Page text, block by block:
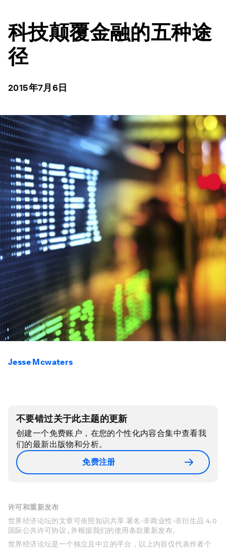
科技颠覆金融的五种途
径
2015年7月6日
Jesse Mcwaters
不要错过关于此主题的更新
创建一个免费账户，在您的个性化内容合集中查看我
们的最新出版物和分析。
免费注册
许可和重新发布
世界经济论坛的文章可依照知识共享 署名-非商业性-非衍生品 4.0
国际公共许可协议 , 并根据我们的使用条款重新发布。
世界经济论坛是一个独立且中立的平台，以上内容仅代表作者个